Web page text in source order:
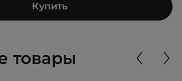
Купить
товары